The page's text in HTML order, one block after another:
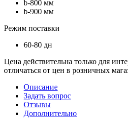
b-800 мм
b-900 мм
Режим поставки
60-80 дн
Цена действительна только для
отличаться от цен в розничных
Описание
Задать вопрос
Отзывы
Дополнительно